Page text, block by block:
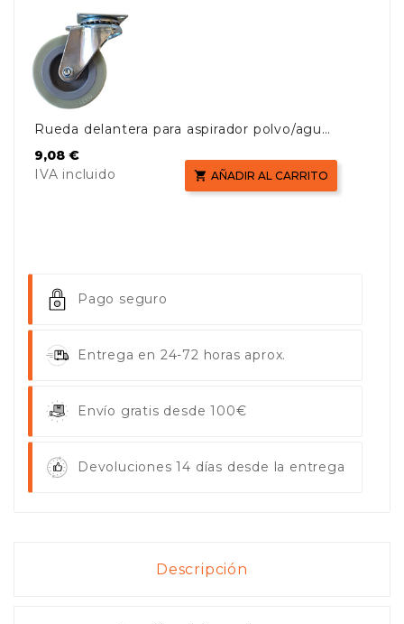
Rueda delantera para aspirador polvo/agua
de 90 litros
Precio
9,08 €
IVA incluido
 AÑADIR AL CARRITO
Pago seguro
Entrega en 24-72 horas aprox.
Envío gratis desde 100€
Devoluciones 14 días desde la entrega
Descripción